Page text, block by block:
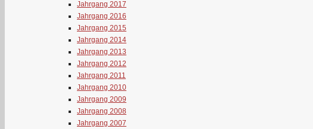
Jahrgang 2017
Jahrgang 2016
Jahrgang 2015
Jahrgang 2014
Jahrgang 2013
Jahrgang 2012
Jahrgang 2011
Jahrgang 2010
Jahrgang 2009
Jahrgang 2008
Jahrgang 2007